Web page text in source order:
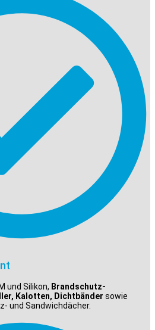
und Silikon, Brandschutz-
Kalotten, Dichtbänder sowie
und Sandwichdächer.